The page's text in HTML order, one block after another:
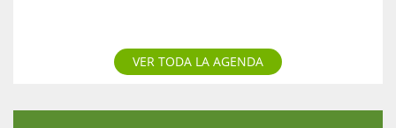
VER TODA LA AGENDA